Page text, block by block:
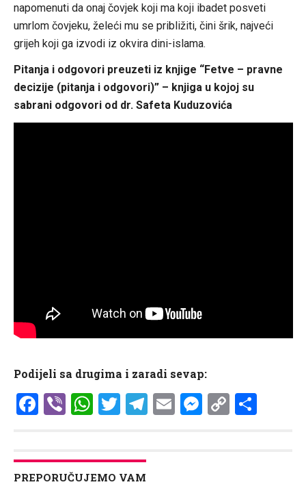
napomenuti da onaj čovjek koji ma koji ibadet posveti
umrlom čovjeku, želeći mu se približiti, čini šrik, najveći
grijeh koji ga izvodi iz okvira dini-islama.
Pitanja i odgovori preuzeti iz knjige “Fetve – pravne
decizije (pitanja i odgovori)” – knjiga u kojoj su
sabrani odgovori od dr. Safeta Kuduzovića
Podijeli sa drugima i zaradi sevap:
Facebook
ViberWhatsApp
Twitter
Telegram
EmailCopy
PREPORUČUJEMO VAM